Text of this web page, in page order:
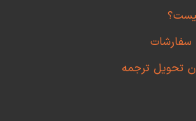
تحویل ترجمه